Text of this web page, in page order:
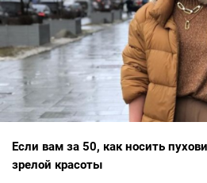
Если вам за 50, как носить
зрелой красоты